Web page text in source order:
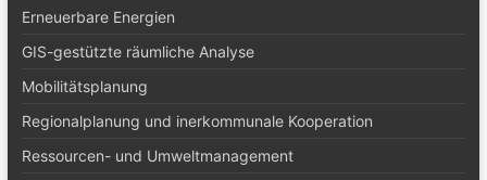
Erneuerbare Energien
GIS-gestützte räumliche Analyse
Mobilitätsplanung
Regionalplanung und inerkommunale Kooperation
Ressourcen- und Umweltmanagement